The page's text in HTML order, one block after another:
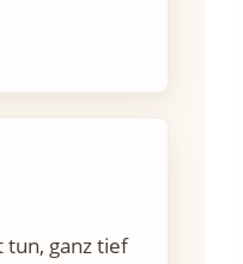
tun, ganz tief